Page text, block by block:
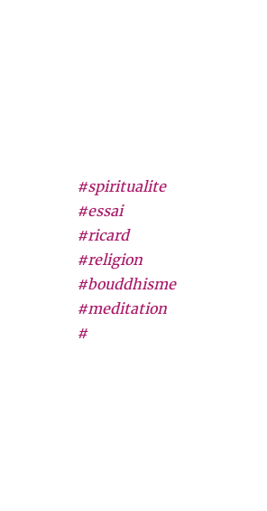
#spiritualite
#essai
#ricard
#religion
#bouddhisme
#meditation
#